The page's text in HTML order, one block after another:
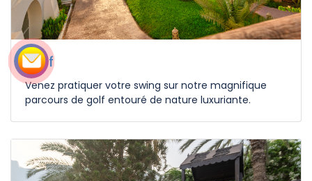
Golf
Venez pratiquer votre swing sur notre magnifique
parcours de golf entouré de nature luxuriante.